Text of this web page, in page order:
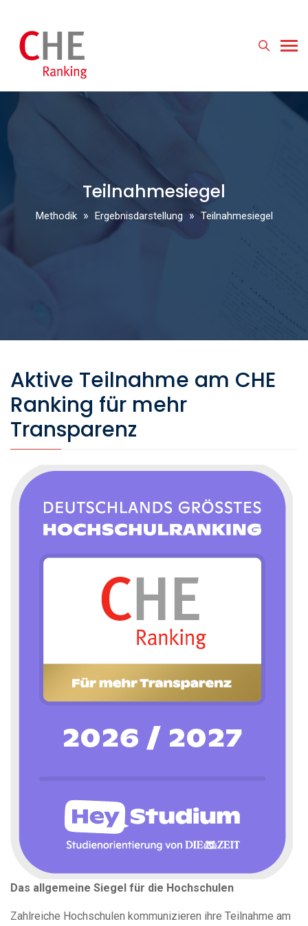
Teilnahmesiegel
Methodik » Ergebnisdarstellung » Teilnahmesiegel
Aktive Teilnahme am CHE
Ranking für mehr
Transparenz
Das allgemeine Siegel für die Hochschulen
Zahlreiche Hochschulen kommunizieren ihre Teilnahme am